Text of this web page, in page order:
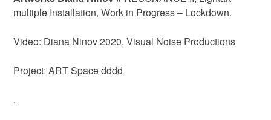
multiple Installation, Work in Progress – Lockdown.
Video: Diana Ninov 2020, Visual Noise Productions
Project:ART Space dddd
.